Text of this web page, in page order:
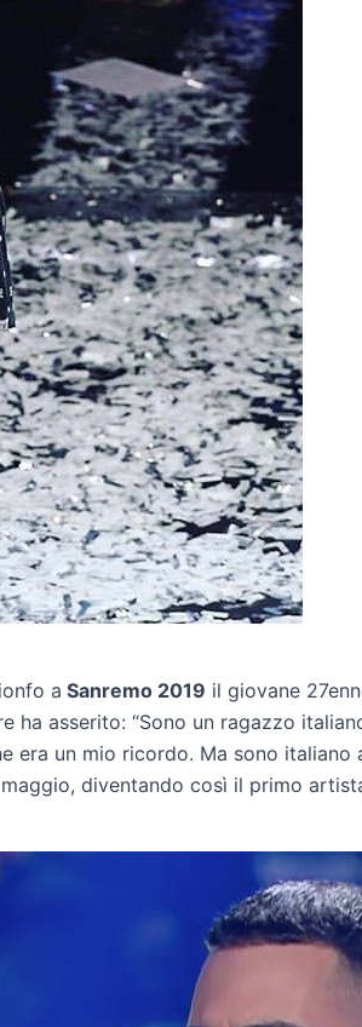
a Sanremo 2019 il giovane
ha asserito: “Sono un ragazzo
era un mio ricordo. Ma sono italiano
diventando così il primo